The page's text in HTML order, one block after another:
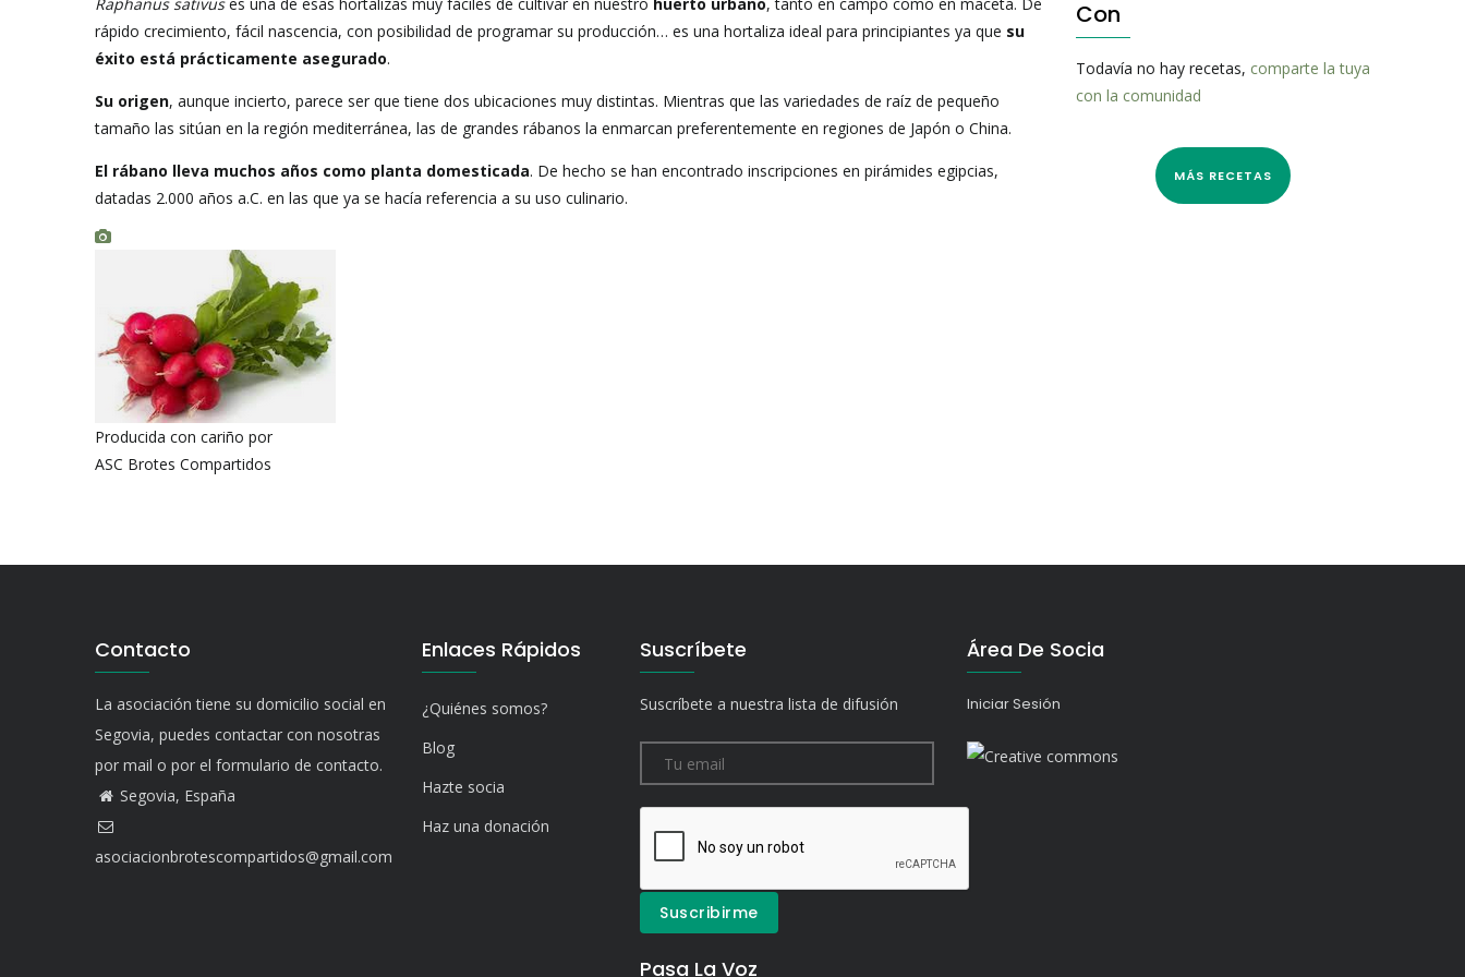
La
Navegación
Raphanus sativuses una de esas hortalizas muy fáciles de cultivar en nuestro huerto urbano, tanto en campo como en maceta. De
rápido crecimiento, fácil nascencia, con posibilidad de programar su producción… es una hortaliza ideal para principiantes ya que su
éxito está prácticamente asegurado.
Su origen, aunque incierto, parece ser que tiene dos ubicaciones muy distintas. Mientras que las variedades de raíz de pequeño
tamaño las sitúan en la región mediterránea, las de grandes rábanos la enmarcan preferentemente en regiones de Japón o China.
El rábano lleva muchos años como planta domesticada. De hecho se han encontrado inscripciones en pirámides egipcias,
datadas 2.000 años a.C. en las que ya se hacía referencia a su uso culinario.
Producida con cariño por
ASC Brotes Compartidos
Con
Todavía no hay recetas, comparte la tuya
con la comunidad
MÁS RECETAS
Contacto
La asociación tiene su domicilio social en
Segovia, puedes contactar con nosotras
por mail o por el formulario de contacto.
Segovia, España
asociacionbrotescompartidos@gmail.com
Enlaces Rápidos
¿Quiénes somos?
Blog
Hazte socia
Haz una donación
Suscríbete
Suscríbete a nuestra lista de difusión
Pasa La Voz
Área De Socia
Iniciar Sesión